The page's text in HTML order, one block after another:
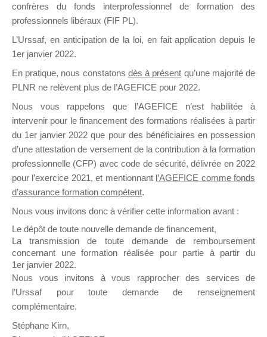
DIRIGEANT
Groupe Public
il y a un mois
Ce groupe est destiné aux Organismes de
Formation qui souhaitent répondre à l’Appel à
Propositions Mallette du Dirigeant.
sur lequel il est possible de laisser un message
ou poser une question.
NB : Il est nécessaire d’être
pouvoir rejoindre ce groupe
confrères du fonds interprofessionnel de formation des
professionnels libéraux (FIF PL).
L’Urssaf, en anticipation de la loi, en fait application depuis le
1er janvier 2022.
En pratique, nous constatons dès à présent qu’une majorité de
PLNR ne relèvent plus de l’AGEFICE pour 2022.
Nous vous rappelons que l’AGEFICE n’est habilitée à
intervenir pour le financement des formations réalisées à partir
du 1er janvier 2022 que pour des bénéficiaires en possession
d’une attestation de versement de la contribution à la formation
professionnelle (CFP) avec code de sécurité, délivrée en 2022
pour l’exercice 2021, et mentionnant l’AGEFICE comme fonds
d’assurance formation compétent.
Nous vous invitons donc à vérifier cette information avant :
Le dépôt de toute nouvelle demande de financement,
La transmission de toute demande de remboursement
concernant une formation réalisée pour partie à partir du
1er janvier 2022.
Nous vous invitons à vous rapprocher des services de
l’Urssaf pour toute demande de renseignement
complémentaire.
Stéphane Kirn,